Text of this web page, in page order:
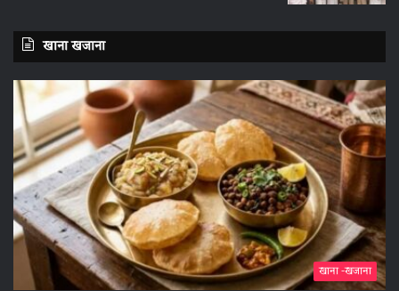
खाना खजाना
खाना -खजाना